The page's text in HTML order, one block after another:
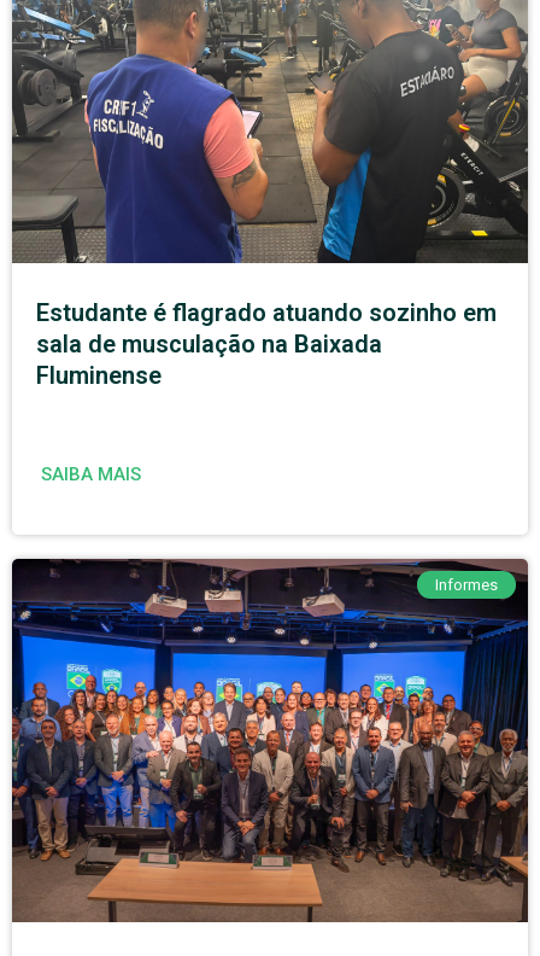
Estudante é flagrado atuando sozinho em
sala de musculação na Baixada
Fluminense
SAIBA MAIS
Informes